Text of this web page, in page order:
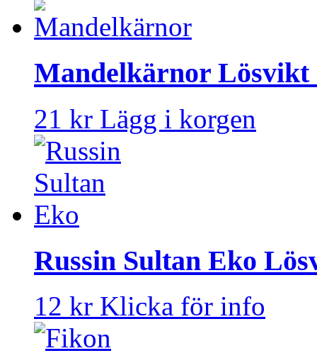
Mandelkärnor Lösvikt
21 kr Lägg i korgen
Russin Sultan Eko
12 kr Klicka för info